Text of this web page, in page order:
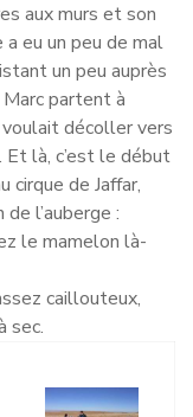
aux murs et son
a eu un peu de mal
un peu auprès
partent à
décoller vers
Et là, c’est le début
cirque de Jaffar,
l’auberge :
le mamelon là-
caillouteux,
sec.